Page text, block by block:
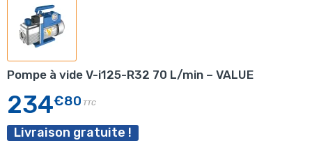
Pompe à vide V-i125-R32 70 L/min – VALUE
234€80 TTC
Livraison gratuite !